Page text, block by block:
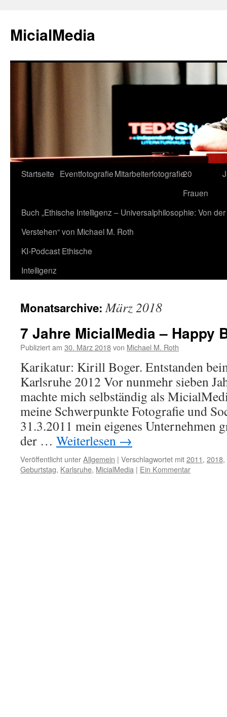
MicialMedia
Zum
springen
Startseite EventfotografieMitarbeiterfotografie20
Frauen
Buch „Ethische Intelligenz – Universalphilosophie: Von
Verstehen“ von Michael M. Roth
KI-Podcast Ethische
Intelligenz
Monatsarchive:März 2018
7 Jahre MicialMedia – Happy
Publiziert am 30. März 2018von Michael M. Roth
Karikatur: Kirill Boger. Entstanden
Karlsruhe 2012 Vor nunmehr sieben
machte mich selbständig als
meine Schwerpunkte Fotografie und
31.3.2011 mein eigenes Unternehmen
der … Weiterlesen →
Veröffentlicht unterAllgemein | Verschlagwortet mit2011, 2018,
Geburtstag, Karlsruhe, MicialMedia | Ein Kommentar